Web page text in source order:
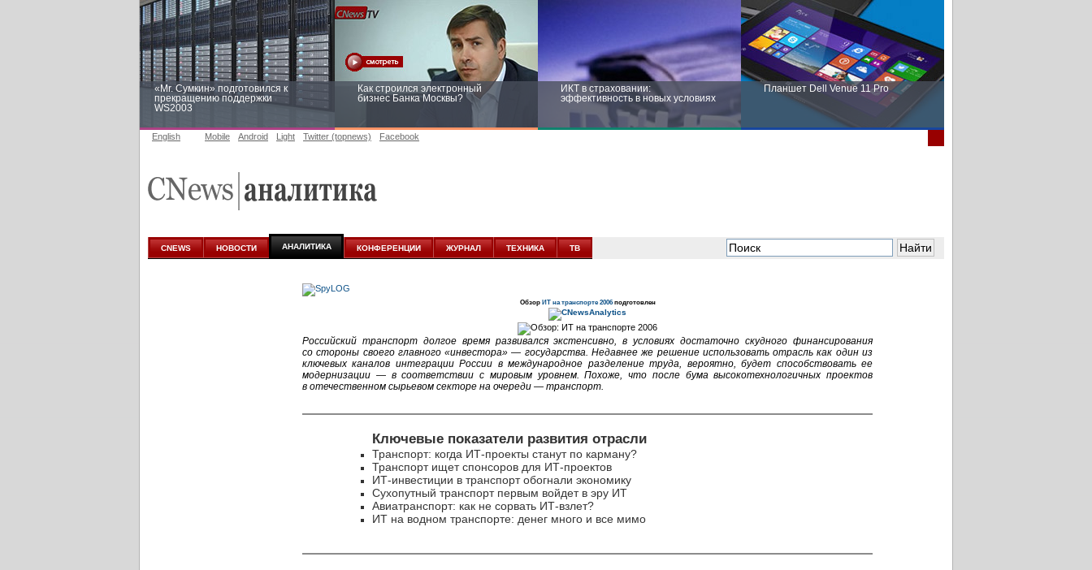
«Mr. Сумкин» подготовился к
прекращению поддержки
WS2003
Как строился электронный
бизнес Банка Москвы?
ИКТ в страховании:
эффективность в новых условиях
Планшет Dell Venue 11 Pro
аналитике
новых условиях
English Mobile Android Light Twitter (topnews) Facebook
CNEWS НОВОСТИ АНАЛИТИКА КОНФЕРЕНЦИИ ЖУРНАЛ ТЕХНИКА ТВ
Обзор ИТ на транспорте 2006подготовлен
Российский транспорт долгое время развивался экстенсивно, в условиях достаточно скудного финансирования
со стороны своего главного «инвестора» — государства. Недавнее же решение использовать отрасль как один из
ключевых каналов интеграции России в международное разделение труда, вероятно, будет способствовать ее
модернизации — в соответствии с мировым уровнем. Похоже, что после бума высокотехнологичных проектов
в отечественном сырьевом секторе на очереди — транспорт.
Ключевые показатели развития отрасли
Транспорт: когда ИТ-проекты станут по карману?
Транспорт ищет спонсоров для ИТ-проектов
ИТ-инвестиции в транспорт обогнали экономику
Сухопутный транспорт первым войдет в эру ИТ
Авиатранспорт: как не сорвать ИТ-взлет?
ИТ на водном транспорте: денег много и все мимо